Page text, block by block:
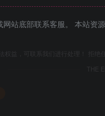
站底部联系客服。 本站资
权益，可联系我们进行处理！ 拒
THE